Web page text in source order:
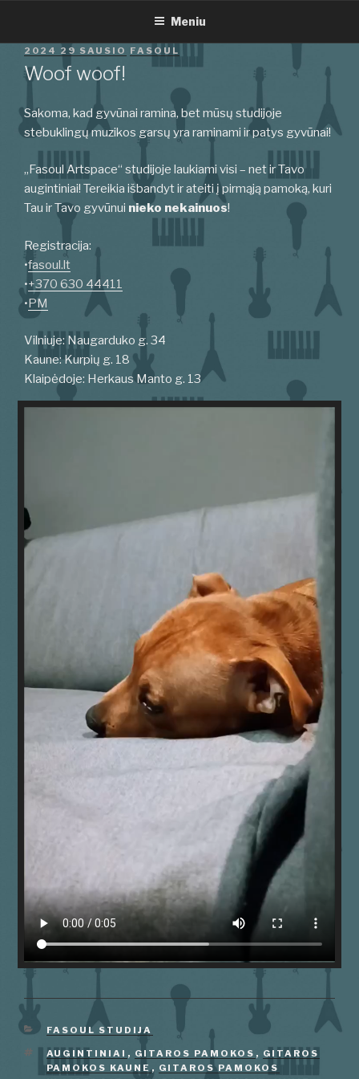
turinio
Meniu
PASKELBTA
2024 29 SAUSIO FASOUL
Woof woof!
Sakoma, kad gyvūnai ramina, bet mūsų studijoje
stebuklingų muzikos garsų yra raminami ir patys gyvūnai!
„Fasoul Artspace“ studijoje laukiami visi – net ir Tavo
augintiniai! Tereikia išbandyt ir ateiti į pirmąją pamoką, kuri
Tau ir Tavo gyvūnui nieko nekainuos!
Registracija:
•fasoul.lt
•+370 630 44411
•PM
Vilniuje: Naugarduko g. 34
Kaune: Kurpių g. 18
Klaipėdoje: Herkaus Manto g. 13
KATEGORIJOS
FASOUL STUDIJA
ŽYMOS
AUGINTINIAI , GITAROS PAMOKOS , GITAROS
PAMOKOS KAUNE, GITAROS PAMOKOS